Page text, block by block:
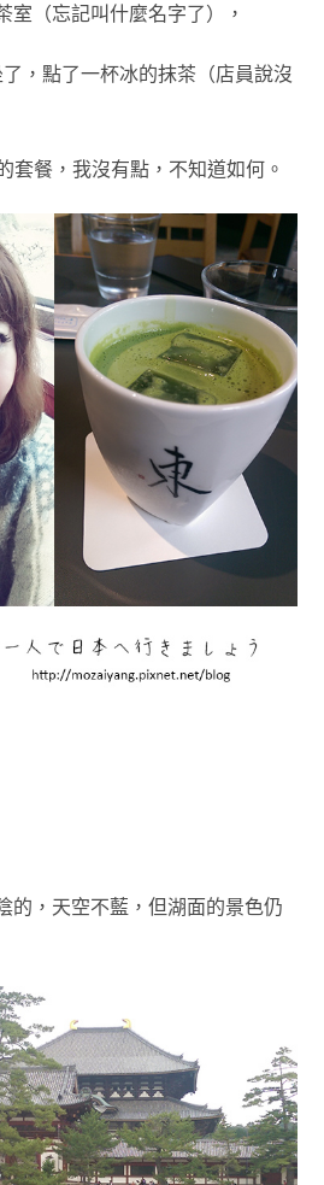
室（忘記叫什麼名字了），
， 點了一杯冰的抹茶（店員說沒
套餐，我沒有點，不知道如何。
的，天空不藍， 但湖面的景色仍